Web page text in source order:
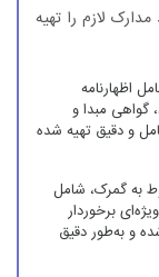
لازم را تهیه
اظهارنامه
گواهی مبدا و
و دقیق تهیه شده
به گمرک، شامل
برخوردار
و به‌طور دقیق